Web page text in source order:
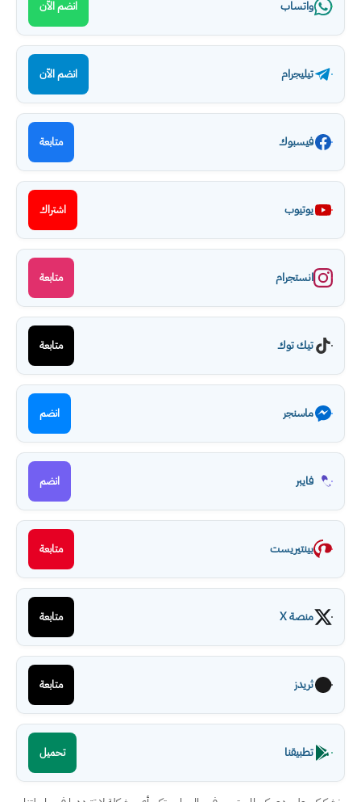
واتساب انضم الآن
تيليجرام انضم الآن
فيسبوك متابعة
يوتيوب اشتراك
انستجرام متابعة
تيك توك متابعة
ماسنجر انضم
فايبر انضم
بينتيريست متابعة
منصة X متابعة
ثريدز متابعة
تطبيقنا تحميل